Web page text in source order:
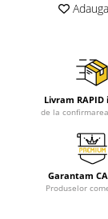
Livram RAPID
de la
Garantam
Produselor